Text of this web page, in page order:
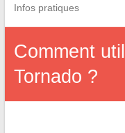
Infos pratiques
Comment
Tornado ?